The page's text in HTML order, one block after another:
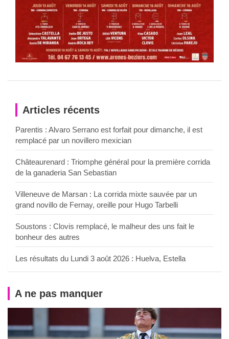
Articles récents
Parentis : Alvaro Serrano est forfait pour dimanche, il est
remplacé par un novillero mexician
Châteaurenard : Triomphe général pour la première corrida
de la ganaderia San Sebastian
Villeneuve de Marsan : La corrida mixte sauvée par un
grand novillo de Fernay, oreille pour Hugo Tarbelli
Soustons : Clovis remplacé, le malheur des uns fait le
bonheur des autres
Les résultats du Lundi 3 août 2026 : Huelva, Estella
A ne pas manquer